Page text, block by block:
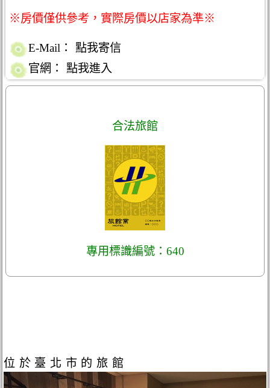
※房價僅供參考，實際房價以店家為準※
E-Mail：
點我寄信
官網：
點我進入
合法旅館
專用標識編號：640
位於臺北市的旅館